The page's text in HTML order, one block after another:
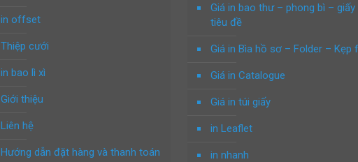
in offset
Thiệp cưới
in bao lì xì
Giới thiệu
Liên hệ
Hướng dẫn đặt hàng và thanh toán
Giá in bao thư – phong bì – giấy
tiêu đề
Giá in Bìa hồ sơ – Folder – Kẹp
Giá in Catalogue
Giá in túi giấy
in Leaflet
in nhanh